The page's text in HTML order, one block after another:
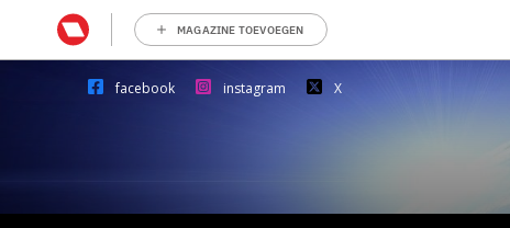
MAGAZINE TOEVOEGEN
facebook instagram X